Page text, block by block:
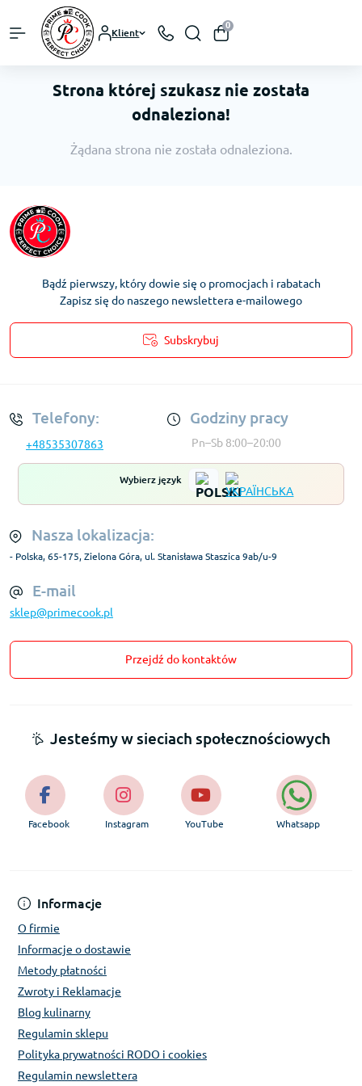
Klient
0
Strona której szukasz nie została
odnaleziona!
Żądana strona nie została odnaleziona.
Bądź pierwszy, który dowie się o promocjach i rabatach
Zapisz się do naszego newslettera e-mailowego
Subskrybuj
Telefony:
+48535307863
Godziny pracy
Pn–Sb 8:00–20:00
Wybierz język
Nasza lokalizacja:
- Polska, 65-175, Zielona Góra, ul. Stanisława Staszica 9ab/u-9
E-mail
sklep@primecook.pl
Przejdź do kontaktów
Informacje
O firmie
Informacje o dostawie
Metody płatności
Zwroty i Reklamacje
Blog kulinarny
Regulamin sklepu
Polityka prywatności RODO i cookies
Regulamin newslettera
Jesteśmy w sieciach społecznościowych
Facebook Instagram YouTube Whatsapp